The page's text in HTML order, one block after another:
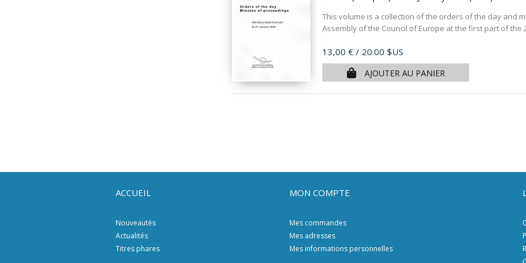
This volume is a collection of the orders of the day and
Assembly of the Council of Europe at the first part of the
Prix
13,00 € / 20.00 $US
AJOUTER AU PANIER
ACCUEIL
Nouveautés
Actualités
Titres phares
MON COMPTE
Mes commandes
Mes adresses
Mes informations personnelles